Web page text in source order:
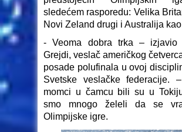
sledećem rasporedu: Velika
Novi Zeland drugi i Australija
- Veoma dobra trka – izjavio
Grejdi, veslač američkog
posade polufinala u ovoj
Svetske veslačke federacije.
momci u čamcu bili su u
smo mnogo želeli da se
Olimpijske igre.